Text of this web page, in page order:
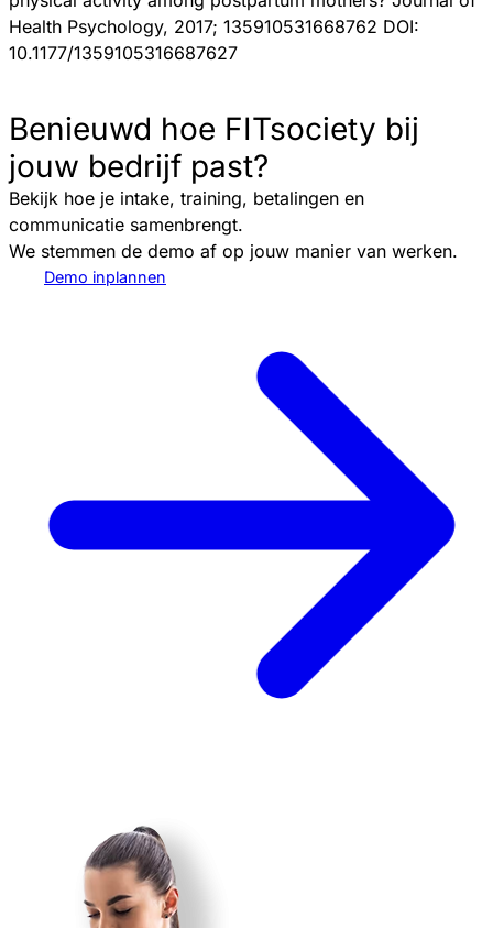
Health Psychology, 2017; 135910531668762 DOI:
10.1177/1359105316687627
Benieuwd hoe FITsociety bij
jouw bedrijf past?
Bekijk hoe je intake, training, betalingen en
communicatie samenbrengt.
We stemmen de demo af op jouw manier van werken.
Demo inplannen